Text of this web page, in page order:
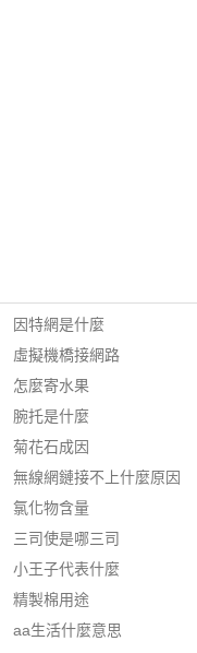
因特網是什麼
虛擬機橋接網路
怎麼寄水果
腕托是什麼
菊花石成因
無線網鏈接不上什麼原因
氯化物含量
三司使是哪三司
小王子代表什麼
精製棉用途
aa生活什麼意思